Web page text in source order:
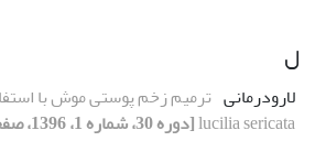
ل
لارودرمانی ترمیم زخم پوستی موش با
lucilia sericata[دوره 30، شماره 1، 1396، صفحه 26-39]